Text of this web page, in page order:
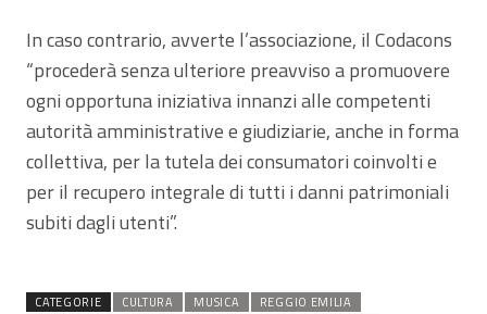
In caso contrario, avverte l’associazione, il Codacons
“procederà senza ulteriore preavviso a promuovere
ogni opportuna iniziativa innanzi alle competenti
autorità amministrative e giudiziarie, anche in forma
collettiva, per la tutela dei consumatori coinvolti e
per il recupero integrale di tutti i danni patrimoniali
subiti dagli utenti”.
CATEGORIE CULTURA MUSICA
REGGIO EMILIA